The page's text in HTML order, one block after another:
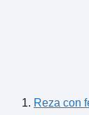
Reza con